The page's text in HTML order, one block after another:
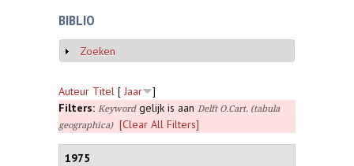
BIBLIO
Weergeven
Zoeken
Auteur Titel [ Jaar
]
Filters: Keywordgelijk is aan Delft O.Cart. (tabula
geographica)
[Clear All Filters]
1975